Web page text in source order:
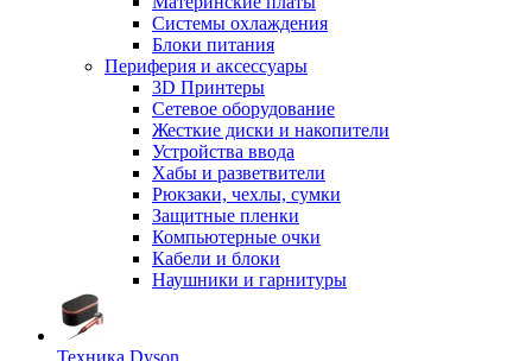
Системы охлаждения
Блоки питания
Периферия и аксессуары
3D Принтеры
Сетевое оборудование
Жесткие диски и накопители
Устройства ввода
Хабы и разветвители
Рюкзаки, чехлы, сумки
Защитные пленки
Компьютерные очки
Кабели и блоки
Наушники и гарнитуры
Техника Dyson